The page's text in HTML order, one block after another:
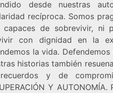
desde nuestras
recíproca. Somos
capaces de sobrevivir, ni
con dignidad en la
la vida.
historias también
y de
Y